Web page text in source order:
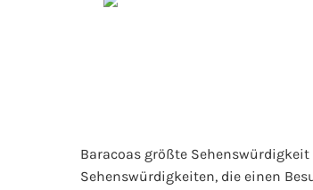
Baracoas größte
Sehenswürdigkeiten, die einen